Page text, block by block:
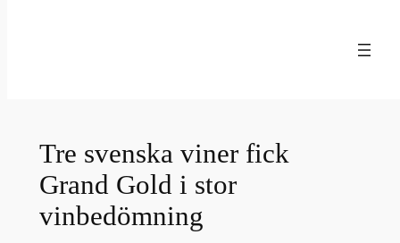
Tre svenska viner fick
Grand Gold i stor
vinbedömning